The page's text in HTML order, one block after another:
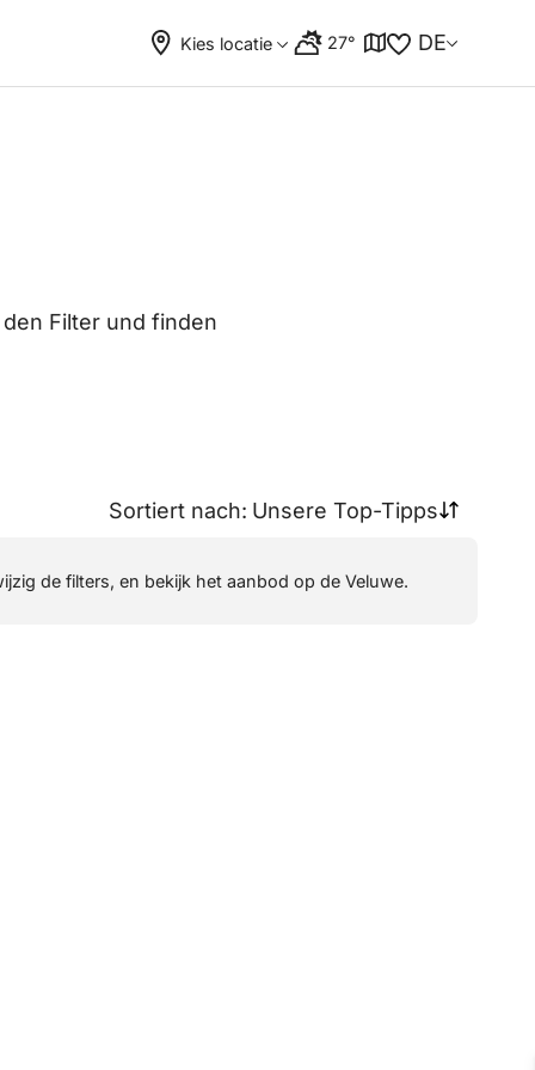
Kies locatie 27° DE
Filter und finden
Sortiert nach: Unsere Top-Tipps
de filters, en bekijk het aanbod op de Veluwe.